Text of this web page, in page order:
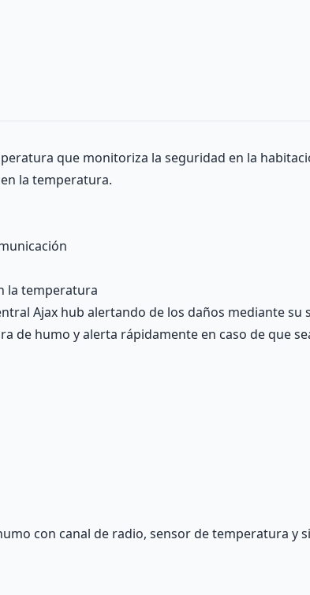
que monitoriza la seguridad en la
la temperatura.
la temperatura
Ajax hub alertando de los daños mediante su
de humo y alerta rápidamente en caso de que
con canal de radio, sensor de temperatura y